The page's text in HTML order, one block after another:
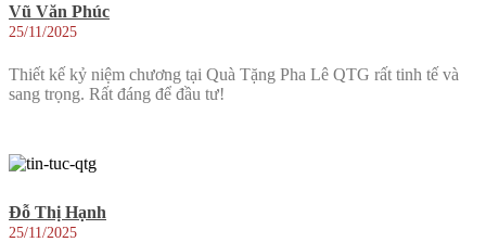
Vũ Văn Phúc
25/11/2025
Thiết kế kỷ niệm chương tại Quà Tặng Pha Lê QTG rất tinh tế và
sang trọng. Rất đáng để đầu tư!
Đỗ Thị Hạnh
25/11/2025